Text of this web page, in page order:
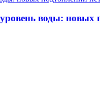
воды: новых